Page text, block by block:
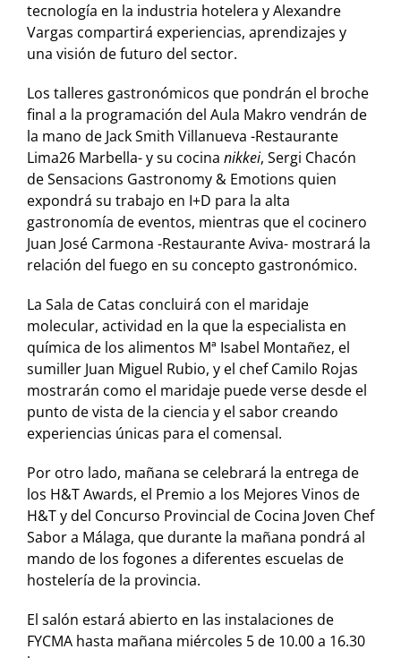
tecnología en la industria hotelera y Alexandre
Vargas compartirá experiencias, aprendizajes y
una visión de futuro del sector.
Los talleres gastronómicos que pondrán el broche
final a la programación del Aula Makro vendrán de
la mano de Jack Smith Villanueva -Restaurante
Lima26 Marbella- y su cocina nikkei, Sergi Chacón
de Sensacions Gastronomy & Emotions quien
expondrá su trabajo en I+D para la alta
gastronomía de eventos, mientras que el cocinero
Juan José Carmona -Restaurante Aviva- mostrará la
relación del fuego en su concepto gastronómico.
La Sala de Catas concluirá con el maridaje
molecular, actividad en la que la especialista en
química de los alimentos Mª Isabel Montañez, el
sumiller Juan Miguel Rubio, y el chef Camilo Rojas
mostrarán como el maridaje puede verse desde el
punto de vista de la ciencia y el sabor creando
experiencias únicas para el comensal.
Por otro lado, mañana se celebrará la entrega de
los H&T Awards, el Premio a los Mejores Vinos de
H&T y del Concurso Provincial de Cocina Joven Chef
Sabor a Málaga, que durante la mañana pondrá al
mando de los fogones a diferentes escuelas de
hostelería de la provincia.
El salón estará abierto en las instalaciones de
FYCMA hasta mañana miércoles 5 de 10.00 a 16.30